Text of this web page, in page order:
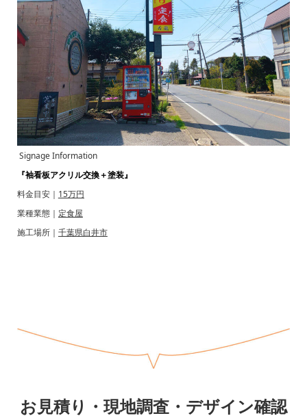
Signage Information
『袖看板アクリル交換＋塗装』
料金目安｜ 15万円
業種業態｜ 定食屋
施工場所｜ 千葉県白井市
お見積り・現地調査・デザイン確認